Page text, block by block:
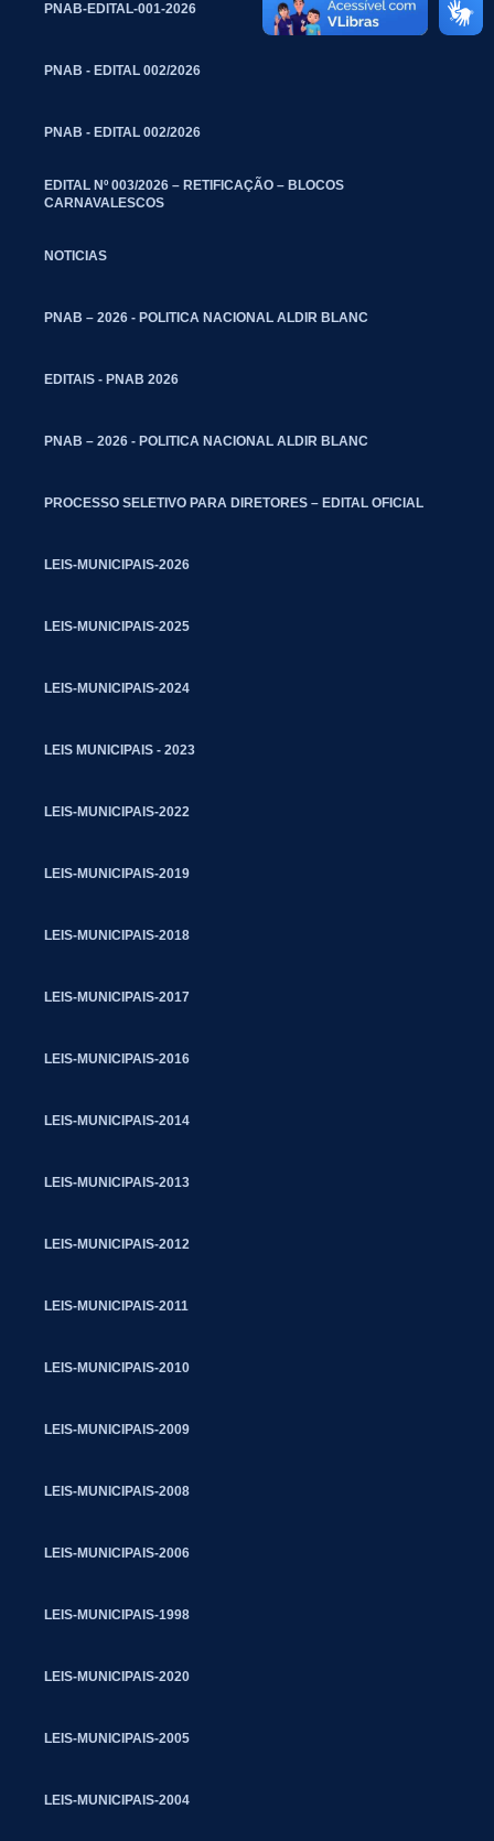
PNAB-EDITAL-001-2026
PNAB - EDITAL 002/2026
PNAB - EDITAL 002/2026
EDITAL Nº 003/2026 – RETIFICAÇÃO – BLOCOS
CARNAVALESCOS
NOTICIAS
PNAB – 2026 - POLITICA NACIONAL ALDIR BLANC
EDITAIS - PNAB 2026
PNAB – 2026 - POLITICA NACIONAL ALDIR BLANC
PROCESSO SELETIVO PARA DIRETORES – EDITAL OFICIAL
LEIS-MUNICIPAIS-2026
LEIS-MUNICIPAIS-2025
LEIS-MUNICIPAIS-2024
LEIS MUNICIPAIS - 2023
LEIS-MUNICIPAIS-2022
LEIS-MUNICIPAIS-2019
LEIS-MUNICIPAIS-2018
LEIS-MUNICIPAIS-2017
LEIS-MUNICIPAIS-2016
LEIS-MUNICIPAIS-2014
LEIS-MUNICIPAIS-2013
LEIS-MUNICIPAIS-2012
LEIS-MUNICIPAIS-2011
LEIS-MUNICIPAIS-2010
LEIS-MUNICIPAIS-2009
LEIS-MUNICIPAIS-2008
LEIS-MUNICIPAIS-2006
LEIS-MUNICIPAIS-1998
LEIS-MUNICIPAIS-2020
LEIS-MUNICIPAIS-2005
LEIS-MUNICIPAIS-2004